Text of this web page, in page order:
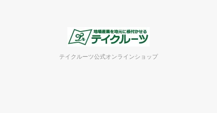
テイクルーツ公式オンラインショップ